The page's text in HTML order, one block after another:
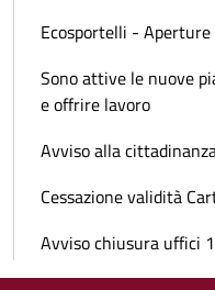
Ecosportelli -
Sono attive le nuove
e offrire lavoro
Avviso alla
Cessazione validità
Avviso chiusura uffici